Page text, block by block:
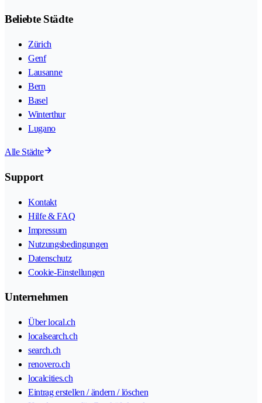
Beliebte Städte
Zürich
Genf
Lausanne
Bern
Basel
Winterthur
Lugano
Alle Städte
Support
Kontakt
Hilfe & FAQ
Impressum
Nutzungsbedingungen
Datenschutz
Cookie-Einstellungen
Unternehmen
Über local.ch
localsearch.ch
search.ch
renovero.ch
localcities.ch
Eintrag erstellen / ändern / löschen